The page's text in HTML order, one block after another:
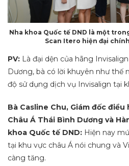
Nha khoa Quốc tế DND là một
Scan Itero hiện đại
PV: Là đại dện của hãng
Dương, bà có lời khuyên như thế
độ sử dụng dịch vụ Invisalign tại
Bà Casline Chu, Giám đốc
Châu Á Thái Bình Dương và
khoa Quốc tế DND: Hiện nay
tại khu vực châu Á nói chung và
càng tăng.